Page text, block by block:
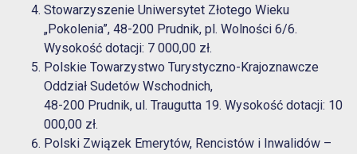
Stowarzyszenie Uniwersytet Złotego Wieku
„Pokolenia”, 48-200 Prudnik, pl. Wolności 6/6.
Wysokość dotacji: 7 000,00 zł.
Polskie Towarzystwo Turystyczno-Krajoznawcze
Oddział Sudetów Wschodnich,
48-200 Prudnik, ul. Traugutta 19. Wysokość dotacji: 10
000,00 zł.
Polski Związek Emerytów, Rencistów i Inwalidów –